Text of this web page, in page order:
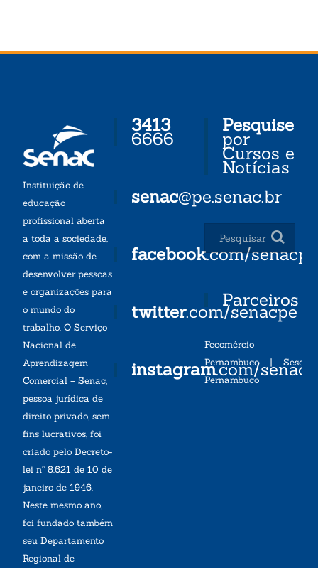
Instituição de
educação
profissional aberta
a toda a sociedade,
com a missão de
desenvolver pessoas
e organizações para
o mundo do
trabalho. O Serviço
Nacional de
Aprendizagem
Comercial – Senac,
pessoa jurídica de
direito privado, sem
fins lucrativos, foi
criado pelo Decreto-
lei nº 8.621 de 10 de
janeiro de 1946.
Neste mesmo ano,
foi fundado também
seu Departamento
Regional de
3413
6666
senac@pe.senac.br
facebook.com/senacpe
twitter.com/senacpe
instagram.com/
Pesquise
por
Cursos e
Notícias
Parceiros
Fecomércio
Pernambuco| Sesc
Pernambuco